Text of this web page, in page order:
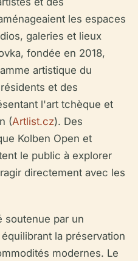
les espaces
galeries et lieux
fondée en 2018,
artistique du
et des
l'art tchèque et
(Artlist.cz). Des
Kolben Open et
le public à explorer
directement avec les
soutenue par un
la préservation
modernes. Le